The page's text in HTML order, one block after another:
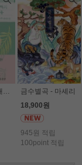
고백의 이유 (개정판) - 서은수
금수별곡 - 마셰리
18,900원
945원 적립
100point 적립